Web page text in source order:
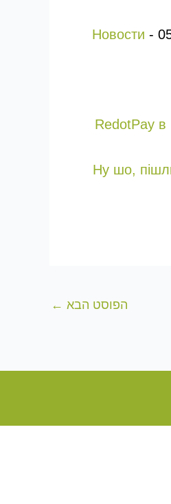
-
Новости
RedotPay
«Ну шо,
הפוסט הבא ←